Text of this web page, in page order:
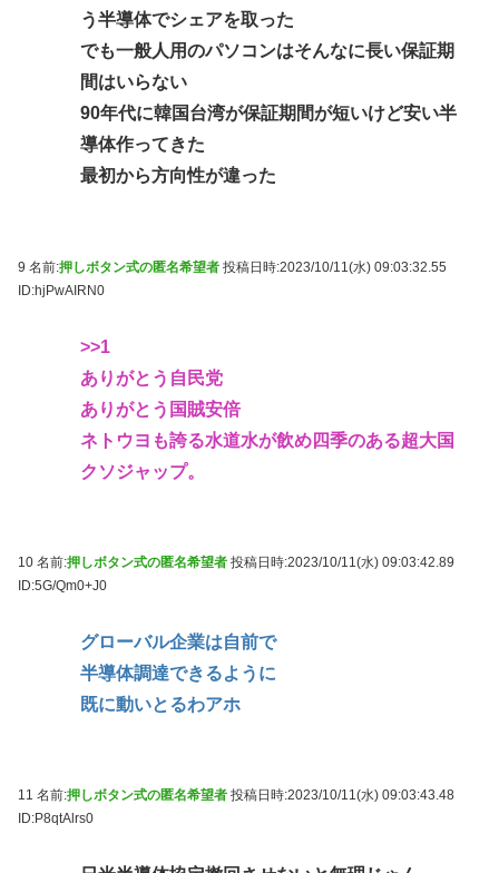
う半導体でシェアを取った
でも一般人用のパソコンはそんなに長い保証期
間はいらない
90年代に韓国台湾が保証期間が短いけど安い半
導体作ってきた
最初から方向性が違った
9 名前:押しボタン式の匿名希望者 投稿日時:2023/10/11(水) 09:03:32.55
ID:hjPwAIRN0
>>1
ありがとう自民党
ありがとう国賊安倍
ネトウヨも誇る水道水が飲め四季のある超大国
クソジャップ。
10 名前:押しボタン式の匿名希望者 投稿日時:2023/10/11(水) 09:03:42.89
ID:5G/Qm0+J0
グローバル企業は自前で
半導体調達できるように
既に動いとるわアホ
11 名前:押しボタン式の匿名希望者 投稿日時:2023/10/11(水) 09:03:43.48
ID:P8qtAlrs0